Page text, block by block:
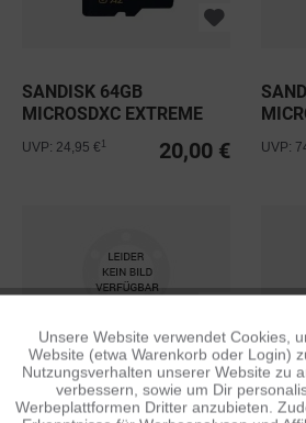
SANDISK 64GB
MICROSDXC EXTREME
PRO C10 V30 A2...
20,00 €
UVP: 24,95 € UVP:
FREEWELL GEAR ND/PL-
FILTER FÜR DJI MINI 3 &
B&W
Funktionale
Tracking
Unsere Website verwendet Cookies,
Website (etwa Warenkorb oder Login)
Nutzungsverhalten unserer Website zu
verbessern, sowie um Dir
Werbeplattformen Dritter anzubieten.